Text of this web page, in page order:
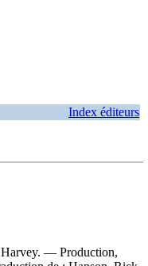
Index éditeurs
Harvey. — Production,